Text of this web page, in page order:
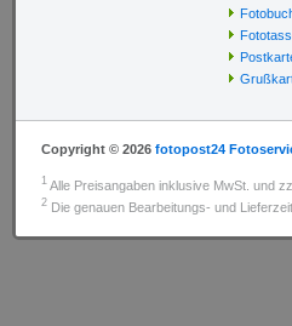
Copyright © 2026 fotopost24
1 Alle Preisangaben inklusive MwSt. und
2 Die genauen Bearbeitungs- und